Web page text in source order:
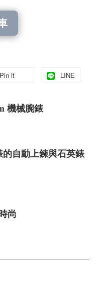
Pin it LINE
機械腕錶
自動上鍊與石英錶
尚